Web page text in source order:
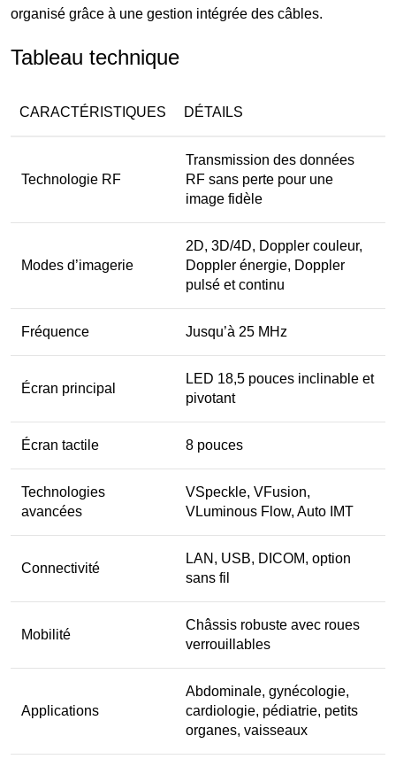
organisé grâce à une gestion intégrée des câbles.
Tableau technique
CARACTÉRISTIQUES DÉTAILS
Technologie RF
Transmission des données
RF sans perte pour une
image fidèle
Modes d’imagerie
2D, 3D/4D, Doppler couleur,
Doppler énergie, Doppler
pulsé et continu
Fréquence Jusqu’à 25 MHz
Écran principal
LED 18,5 pouces inclinable et
pivotant
Écran tactile 8 pouces
Technologies
avancées
VSpeckle, VFusion,
VLuminous Flow, Auto IMT
Connectivité
LAN, USB, DICOM, option
sans fil
Mobilité
Châssis robuste avec roues
verrouillables
Applications
Abdominale, gynécologie,
cardiologie, pédiatrie, petits
organes, vaisseaux